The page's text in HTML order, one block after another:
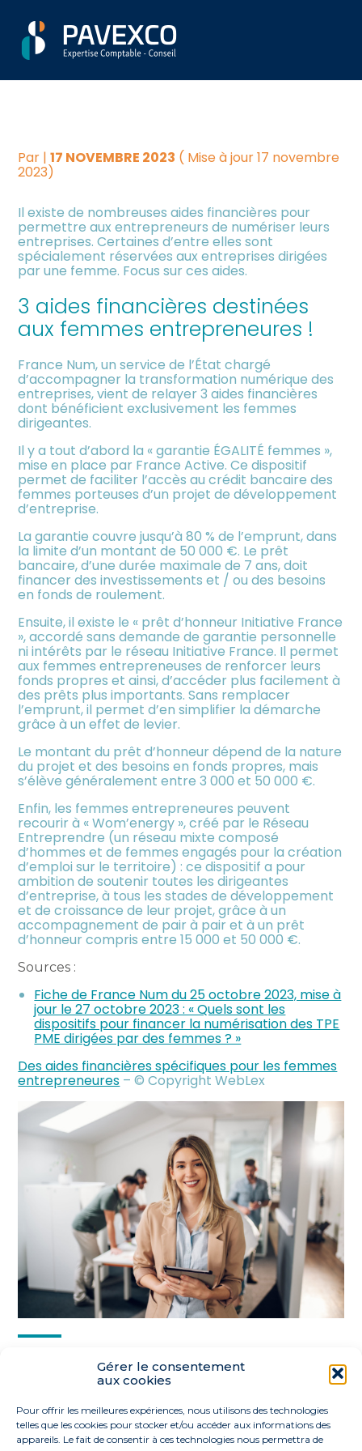
Gérer le consentement
aux cookies
Pour offrir les meilleures expériences, nous utilisons des technologies
telles que les cookies pour stocker et/ou accéder aux informations des
appareils. Le fait de consentir à ces technologies nous permettra de
Aller
au
Créer et reprendre une
activité
Piloter votre entreprise
Construire votre patrimoine
électronique
meublée
Piloter votre gestion
documents
DES AIDES FINANCIÈRES
Par |17 NOVEMBRE 2023 ( Mise à jour 17 novembre
2023)
Il existe de nombreuses aides financières pour
permettre aux entrepreneurs de numériser leurs
entreprises. Certaines d’entre elles sont
spécialement réservées aux entreprises dirigées
par une femme. Focus sur ces aides.
3 aides financières destinées
aux femmes entrepreneures !
France Num, un service de l’État chargé
d’accompagner la transformation numérique des
entreprises, vient de relayer 3 aides financières
dont bénéficient exclusivement les femmes
dirigeantes.
Il y a tout d’abord la « garantie ÉGALITÉ femmes »,
mise en place par France Active. Ce dispositif
permet de faciliter l’accès au crédit bancaire des
femmes porteuses d’un projet de développement
d’entreprise.
La garantie couvre jusqu’à 80 % de l’emprunt, dans
la limite d’un montant de 50 000 €. Le prêt
bancaire, d’une durée maximale de 7 ans, doit
financer des investissements et / ou des besoins
en fonds de roulement.
Ensuite, il existe le « prêt d’honneur Initiative France
», accordé sans demande de garantie personnelle
ni intérêts par le réseau Initiative France. Il permet
aux femmes entrepreneuses de renforcer leurs
fonds propres et ainsi, d’accéder plus facilement à
des prêts plus importants. Sans remplacer
l’emprunt, il permet d’en simplifier la démarche
grâce à un effet de levier.
Le montant du prêt d’honneur dépend de la nature
du projet et des besoins en fonds propres, mais
s’élève généralement entre 3 000 et 50 000 €.
Enfin, les femmes entrepreneures peuvent
recourir à « Wom’energy », créé par le Réseau
Entreprendre (un réseau mixte composé
d’hommes et de femmes engagés pour la création
d’emploi sur le territoire) : ce dispositif a pour
ambition de soutenir toutes les dirigeantes
d’entreprise, à tous les stades de développement
et de croissance de leur projet, grâce à un
accompagnement de pair à pair et à un prêt
d’honneur compris entre 15 000 et 50 000 €.
Sources :
Fiche de France Num du 25 octobre 2023, mise à
jour le 27 octobre 2023 : « Quels sont les
dispositifs pour financer la numérisation des TPE
PME dirigées par des femmes ? »
Des aides financières spécifiques pour les femmes
entrepreneures – © Copyright WebLex
FaceBook
TwitterLinkedIn